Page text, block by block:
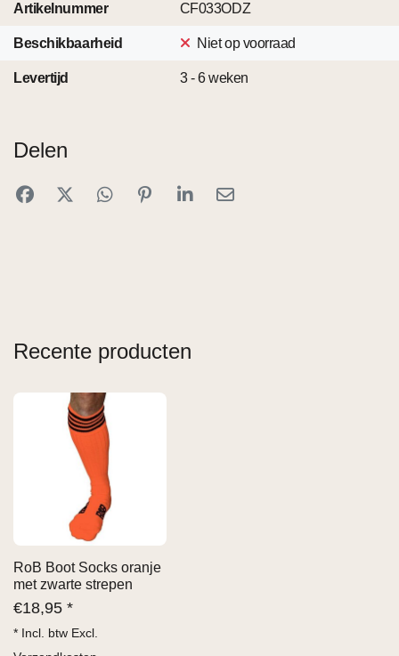
Artikelnummer CF033ODZ
Beschikbaarheid Niet op voorraad
Levertijd 3 - 6 weken
Delen
Recente producten
RoB Boot Socks oranje
met zwarte strepen
€18,95 *
* Incl. btw Excl.